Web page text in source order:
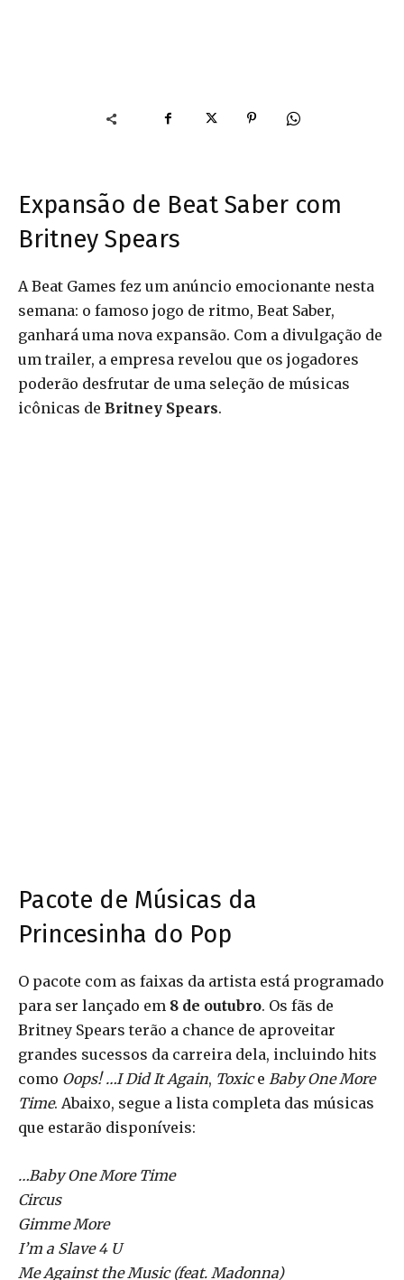
Expansão de Beat Saber com
Britney Spears
A Beat Games fez um anúncio emocionante nesta
semana: o famoso jogo de ritmo, Beat Saber,
ganhará uma nova expansão. Com a divulgação de
um trailer, a empresa revelou que os jogadores
poderão desfrutar de uma seleção de músicas
icônicas de Britney Spears.
Pacote de Músicas da
Princesinha do Pop
O pacote com as faixas da artista está programado
para ser lançado em 8 de outubro. Os fãs de
Britney Spears terão a chance de aproveitar
grandes sucessos da carreira dela, incluindo hits
como Oops! …I Did It Again, Toxice Baby One More
Time. Abaixo, segue a lista completa das músicas
que estarão disponíveis:
…Baby One More Time
Circus
Gimme More
I’m a Slave 4 U
Me Against the Music (feat. Madonna)